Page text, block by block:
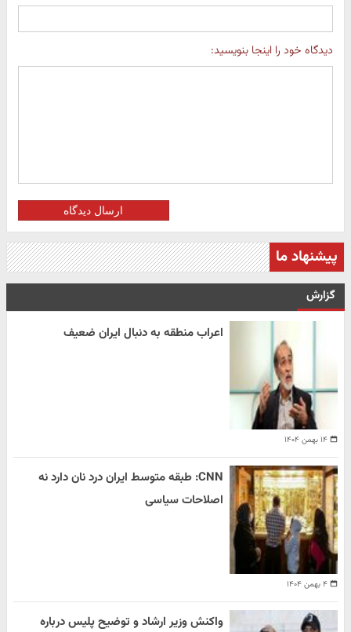
دیدگاه خود را اینجا بنویسید:
ارسال دیدگاه
پیشنهاد ما
گزارش
۱۴ بهمن ۱۴۰۴
اعراب منطقه به دنبال ایران ضعیف
۴ بهمن ۱۴۰۴
CNN: طبقه متوسط ایران درد نان دارد نه
اصلاحات سیاسی
واکنش وزیر ارشاد و توضیح پلیس درباره